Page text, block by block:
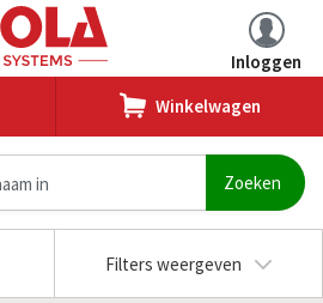
Inloggen
Winkelwagen
Filters weergeven